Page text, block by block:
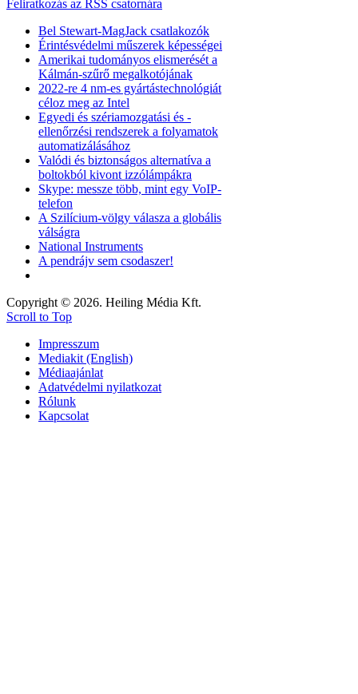
Feliratkozás az RSS csatornára
Bel Stewart-MagJack csatlakozók
Érintésvédelmi műszerek képességei
Amerikai tudományos elismerését a
Kálmán-szűrő megalkotójának
2022-re 4 nm-es gyártástechnológiát
céloz meg az Intel
Egyedi és szériamozgatási és -
ellenőrzési rendszerek a folyamatok
automatizálásához
Valódi és biztonságos alternatíva a
boltokból kivont izzólámpákra
Skype: messze több, mint egy VoIP-
telefon
A Szilícium-völgy válasza a globális
válságra
National Instruments
A pendrájv sem csodaszer!
Copyright © 2026. Heiling Média Kft.
Scroll to Top
Impresszum
Mediakit (English)
Médiaajánlat
Adatvédelmi nyilatkozat
Rólunk
Kapcsolat